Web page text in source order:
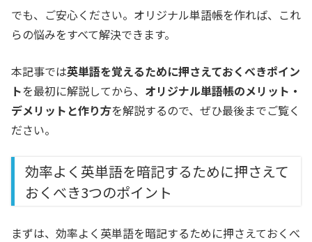
でも、ご安心ください。オリジナル単語帳を作れば、これ
らの悩みをすべて解決できます。
本記事では英単語を覚えるために押さえておくべきポイン
トを最初に解説してから、 オリジナル単語帳のメリット・
デメリットと作り方を解説するので、ぜひ最後までご覧く
ださい。
効率よく英単語を暗記するために押さえて
おくべき3つのポイント
まずは、効率よく英単語を暗記するために押さえておくべ